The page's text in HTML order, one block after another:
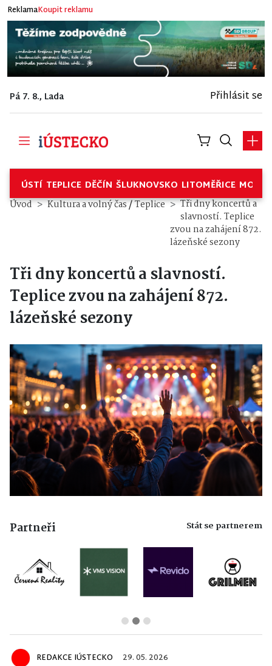
ReklamaKoupit reklamu
Pá 7. 8., Lada Přihlásit se
ÚSTÍ TEPLICE DĚČÍN ŠLUKNOVSKO LITOMĚŘICE
Úvod Kultura a volný čas/Teplice
Tři dny koncertů a
slavností. Teplice
zvou na zahájení 872.
lázeňské sezony
Tři dny koncertů a slavností.
Teplice zvou na zahájení 872.
lázeňské sezony
Partneři Stát se partnerem
REDAKCE IÚSTECKO 29. 05. 2026